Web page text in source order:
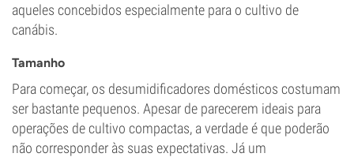
aqueles concebidos especialmente para o cultivo de
canábis.
Tamanho
Para começar, os desumidificadores domésticos costumam
ser bastante pequenos. Apesar de parecerem ideais para
operações de cultivo compactas, a verdade é que poderão
não corresponder às suas expectativas. Já um